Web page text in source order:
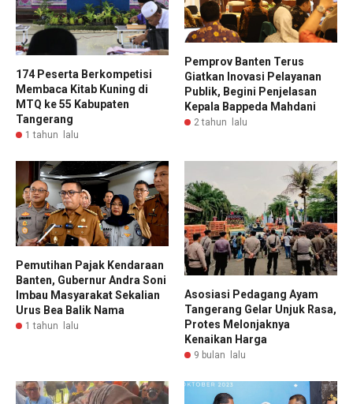
174 Peserta Berkompetisi
Membaca Kitab Kuning di
MTQ ke 55 Kabupaten
Tangerang
1 tahun lalu
Pemprov Banten Terus
Giatkan Inovasi Pelayanan
Publik, Begini Penjelasan
Kepala Bappeda Mahdani
2 tahun lalu
Pemutihan Pajak Kendaraan
Banten, Gubernur Andra Soni
Imbau Masyarakat Sekalian
Urus Bea Balik Nama
1 tahun lalu
Asosiasi Pedagang Ayam
Tangerang Gelar Unjuk Rasa,
Protes Melonjaknya
Kenaikan Harga
9 bulan lalu